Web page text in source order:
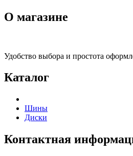
О магазине
Удобство выбора и простота
Каталог
Шины
Диски
Контактная